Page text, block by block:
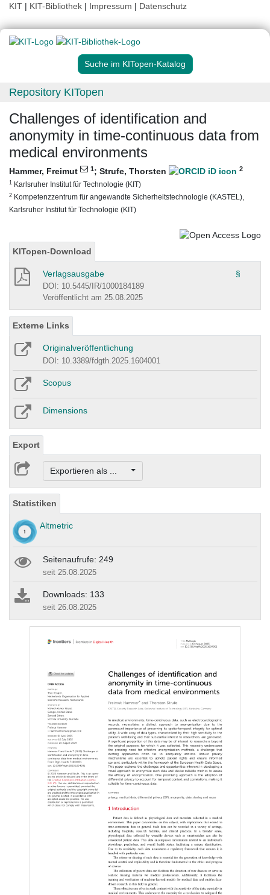
KIT | KIT-Bibliothek | Impressum | Datenschutz
Suche im KITopen-Katalog
Repository KITopen
Challenges of identification and
anonymity in time-continuous data from
medical environments
Hammer, Freimut 1; Strufe, Thorsten 2
1 Karlsruher Institut für Technologie (KIT)
2 Kompetenzzentrum für angewandte Sicherheitstechnologie (KASTEL),
Karlsruher Institut für Technologie (KIT)
KITopen-Download
Verlagsausgabe §
DOI: 10.5445/IR/1000184189
Veröffentlicht am 25.08.2025
Externe Links
Originalveröffentlichung
DOI: 10.3389/fdgth.2025.1604001
Scopus
Dimensions
Export
Exportieren als ...
Statistiken
Altmetric
Seitenaufrufe: 249
seit 25.08.2025
Downloads: 133
seit 26.08.2025